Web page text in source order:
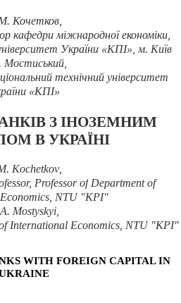
Кочетков
кафедри міжнародної економіки,
України «КПІ», м. Київ
Мостиський
технічний університет
«КПІ»
НКІВ З ІНОЗЕМНИМ
В УКРАЇНІ
Kochetkov,
Professorof Department of
NTU "KPI"
A. Mostyskyi,
International Economics, NTU "KPI"
WITH FOREIGN CAPITAL IN